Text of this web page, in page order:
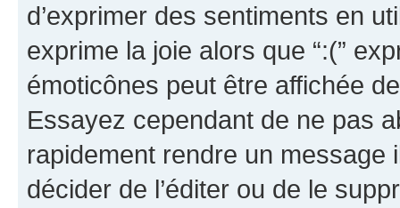
d’exprimer des sentiments en
exprime la joie alors que “:(”
émoticônes peut être affichée
Essayez cependant de ne pas
rapidement rendre un message
décider de l’éditer ou de le